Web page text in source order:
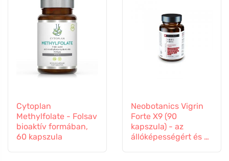
Cytoplan
Methylfolate - Folsav
bioaktív formában,
60 kapszula
Neobotanics Vigrin
Forte X9 (90
kapszula) - az
állóképességért és a